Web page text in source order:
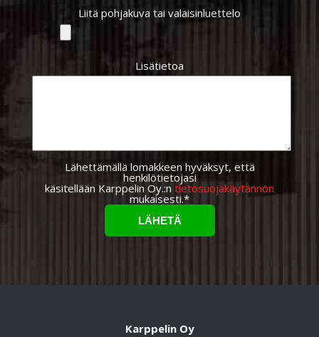
Liitä pohjakuva tai valaisinluettelo
Lisätietoa
Lähettämällä lomakkeen hyväksyt, että
henkilötietojasi
käsitellään Karppelin Oy.:n tietosuojakäytännön
mukaisesti.*
Karppelin Oy